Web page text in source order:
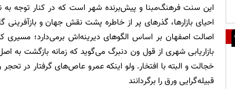
این سنت فرهنگ‌مبنا و پیش‌برنده شهر است که در کنار توجه به
احیای بازارها، گذرهای پر از خاطره پشت نقش جهان و
اصالت اصفهان بر اساس الگوهای دیرینه‌اش برمی‌دارد؛ مسیری
بازاریابی شهری از قول ون دنبرگ می‌گوید که زمانه بازگشت
خجالت و البته با افتخار. ولو اینکه عمرو عاص‌های گرفتار در
قبیله‌گرایی ورق را برگردانند